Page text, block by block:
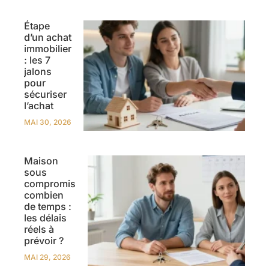
Étape
d’un achat
immobilier
: les 7
jalons
pour
sécuriser
l’achat
MAI 30, 2026
Maison
sous
compromis
combien
de temps :
les délais
réels à
prévoir ?
MAI 29, 2026